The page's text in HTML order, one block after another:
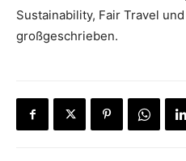
Sustainability, Fair Travel
großgeschrieben.